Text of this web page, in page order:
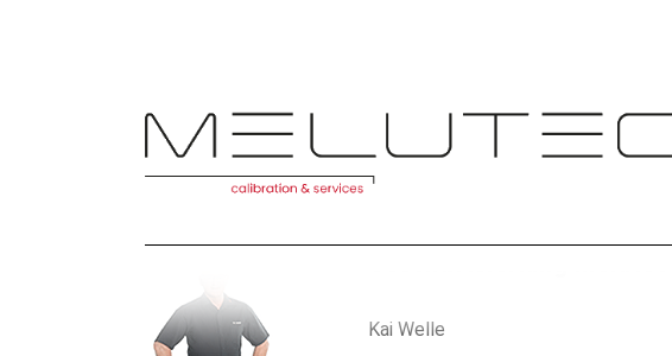
Kai Welle